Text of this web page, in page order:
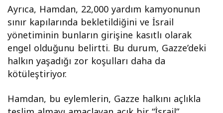
Ayrıca, Hamdan, 22,000 yardım kamyonunun
sınır kapılarında bekletildiğini ve İsrail
yönetiminin bunların girişine kasıtlı olarak
engel olduğunu belirtti. Bu durum, Gazze’deki
halkın yaşadığı zor koşulları daha da
kötüleştiriyor.
Hamdan, bu eylemlerin, Gazze halkını açlıkla